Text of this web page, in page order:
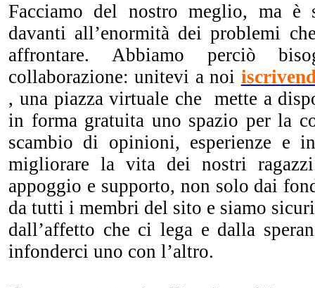
Facciamo del nostro meglio, ma è
davanti all’enormità dei problemi
affrontare. Abbiamo perciò
collaborazione: unitevi a noi
, una piazza virtuale che mette a
in forma gratuita uno spazio per la
scambio di opinioni, esperienze e
migliorare la vita dei nostri
appoggio e supporto, non solo dai
da tutti i membri del sito e siamo
dall’affetto che ci lega e dalla
infonderci uno con l’altro.